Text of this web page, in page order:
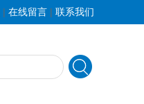
| 在线留言 | 联系我们